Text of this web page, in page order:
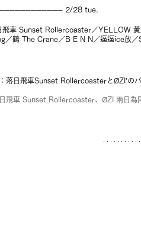
2/28 tue.
飛車 Sunset Rollercoaster／YELLOW
／鶴 The Crane／B E N N／逼逼ice放
落日飛車Sunset RollercoasterとØZI’の
飛車 Sunset Rollercoaster、ØZI 兩日為